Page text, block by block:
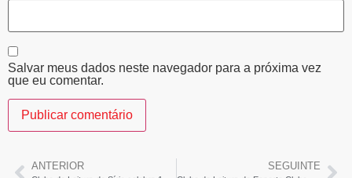
Salvar meus dados neste navegador para a próxima vez
que eu comentar.
ANTERIOR SEGUINTE